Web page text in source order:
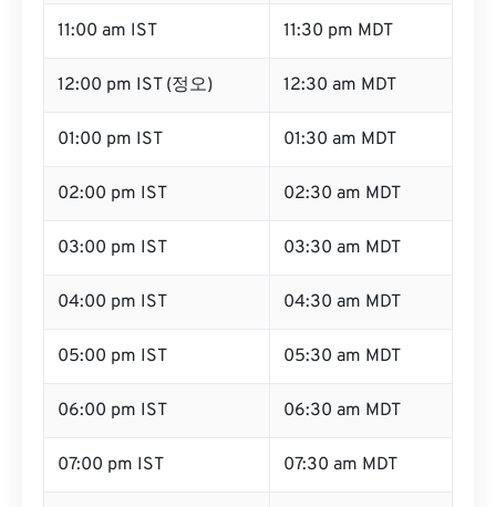
11:00 am IST 11:30 pm MDT
12:00 pm IST (정오) 12:30 am MDT
01:00 pm IST 01:30 am MDT
02:00 pm IST 02:30 am MDT
03:00 pm IST 03:30 am MDT
04:00 pm IST 04:30 am MDT
05:00 pm IST 05:30 am MDT
06:00 pm IST 06:30 am MDT
07:00 pm IST 07:30 am MDT